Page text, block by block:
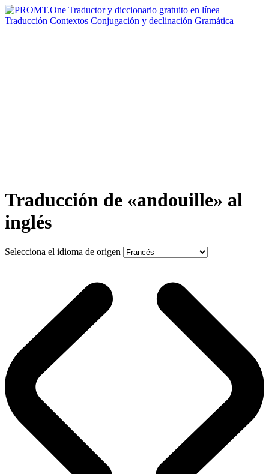
Traducción Contextos Conjugación y declinación Gramática
Traducción de «andouille» al
inglés
Selecciona el idioma de origen